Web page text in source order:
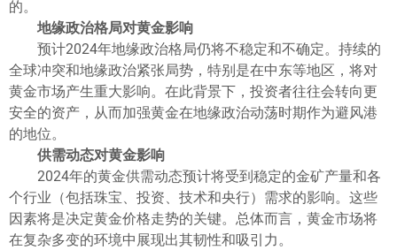
的。
地缘政治格局对黄金影响
预计2024年地缘政治格局仍将不稳定和不确定。持续的
全球冲突和地缘政治紧张局势，特别是在中东等地区，将对
黄金市场产生重大影响。在此背景下，投资者往往会转向更
安全的资产，从而加强黄金在地缘政治动荡时期作为避风港
的地位。
供需动态对黄金影响
2024年的黄金供需动态预计将受到稳定的金矿产量和各
个行业（包括珠宝、投资、技术和央行）需求的影响。这些
因素将是决定黄金价格走势的关键。总体而言，黄金市场将
在复杂多变的环境中展现出其韧性和吸引力。